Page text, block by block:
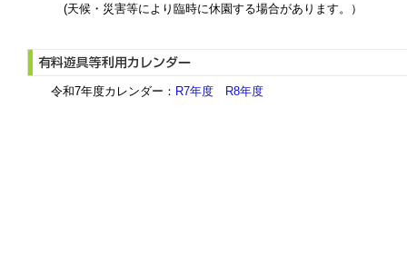
(天候・災害等により臨時に休園する場合があります。）
令和7年度カレンダー： R7年度 R8年度